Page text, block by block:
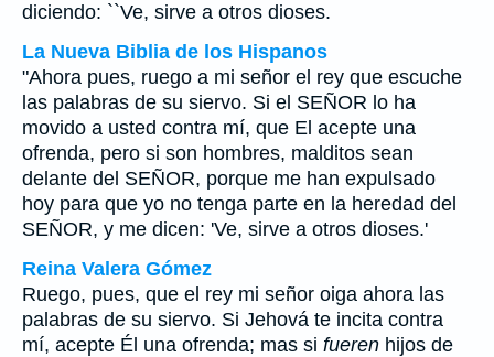
diciendo: ``Ve, sirve a otros dioses.
La Nueva Biblia de los Hispanos
"Ahora pues, ruego a mi señor el rey que escuche
las palabras de su siervo. Si el SEÑOR lo ha
movido a usted contra mí, que El acepte una
ofrenda, pero si son hombres, malditos sean
delante del SEÑOR, porque me han expulsado
hoy para que yo no tenga parte en la heredad del
SEÑOR, y me dicen: 'Ve, sirve a otros dioses.'
Reina Valera Gómez
Ruego, pues, que el rey mi señor oiga ahora las
palabras de su siervo. Si Jehová te incita contra
mí, acepte Él una ofrenda; mas si fueren hijos de